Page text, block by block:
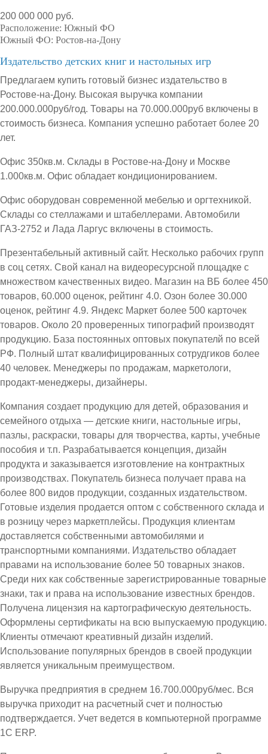
200 000 000 руб.
Расположение: Южный ФО
Южный ФО: Ростов-на-Дону
Издательство детских книг и настольных игр
Предлагаем купить готовый бизнес издательство в
Ростове-на-Дону. Высокая выручка компании
200.000.000руб/год. Товары на 70.000.000руб включены в
стоимость бизнеса. Компания успешно работает более 20
лет.
Офис 350кв.м. Склады в Ростове-на-Дону и Москве
1.000кв.м. Офис обладает кондиционированием.
Офис оборудован современной мебелью и оргтехникой.
Склады со стеллажами и штабеллерами. Автомобили
ГАЗ-2752 и Лада Ларгус включены в стоимость.
Презентабельный активный сайт. Несколько рабочих групп
в соц сетях. Свой канал на видеоресурсной площадке с
множеством качественных видео. Магазин на ВБ более 450
товаров, 60.000 оценок, рейтинг 4.0. Озон более 30.000
оценок, рейтинг 4.9. Яндекс Маркет более 500 карточек
товаров. Около 20 проверенных типографий производят
продукцию. База постоянных оптовых покупателй по всей
РФ. Полный штат квалифицированных сотрудгиков более
40 человек. Менеджеры по продажам, маркетологи,
продакт-менеджеры, дизайнеры.
Компания создает продукцию для детей, образования и
семейного отдыха — детские книги, настольные игры,
пазлы, раскраски, товары для творчества, карты, учебные
пособия и т.п. Разрабатывается концепция, дизайн
продукта и заказывается изготовление на контрактных
производствах. Покупатель бизнеса получает права на
более 800 видов продукции, созданных издательством.
Готовые изделия продается оптом с собственного склада и
в розницу через маркетплейсы. Продукция клиентам
доставляется собственными автомобилями и
транспортными компаниями. Издательство обладает
правами на использование более 50 товарных знаков.
Среди них как собственные зарегистрированные товарные
знаки, так и права на использование известных брендов.
Получена лицензия на картографическую деятельность.
Оформлены сертификаты на всю выпускаемую продукцию.
Клиенты отмечают креативный дизайн изделий.
Использование популярных брендов в своей продукции
является уникальным преимуществом.
Выручка предприятия в среднем 16.700.000руб/мес. Вся
выручка приходит на расчетный счет и полностью
подтверждается. Учет ведется в компьютерной программе
1С ЕRP.